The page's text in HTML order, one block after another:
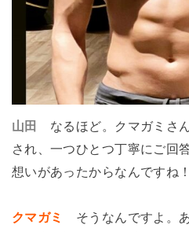
山田 なるほど。クマガミさ
され、一つひとつ丁寧にご回
想いがあったからなんですね！
クマガミ そうなんですよ。